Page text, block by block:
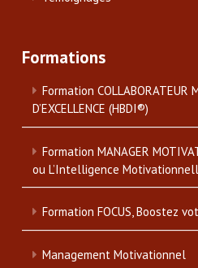
Formations
Formation COLLABORATEUR
D’EXCELLENCE (HBDI®)
Formation MANAGER
ou L’Intelligence
Formation FOCUS, Boostez
Management Motivationnel